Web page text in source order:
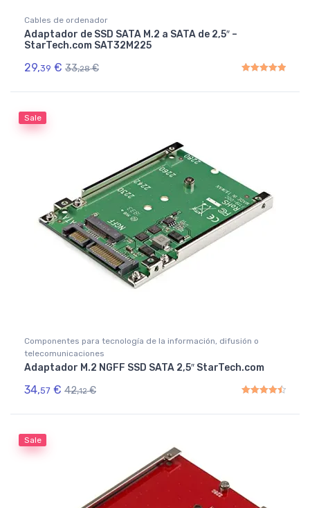
Cables de ordenador
Adaptador de SSD SATA M.2 a SATA de 2,5″ –
StarTech.com SAT32M225
29,39 € 33,28 €
Sale
Componentes para tecnología de la información, difusión o
telecomunicaciones
Adaptador M.2 NGFF SSD SATA 2,5″ StarTech.com
34,57 € 42,12 €
Sale